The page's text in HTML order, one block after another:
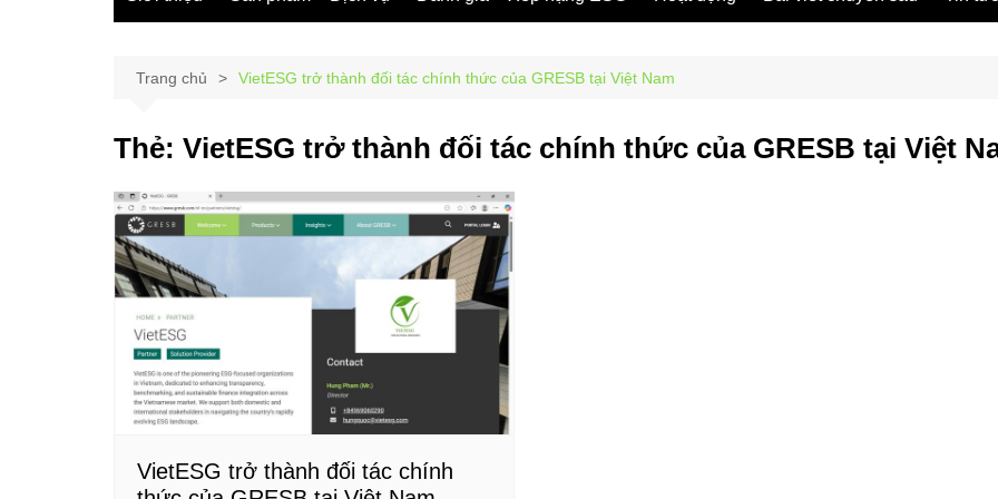
Trang chủ VietESG trở thành đối tác chính thức của GRESB tại Việt Nam
Thẻ: VietESG trở thành đối tác chính thức của GRESB tại Việt
VietESG trở thành đối tác chính